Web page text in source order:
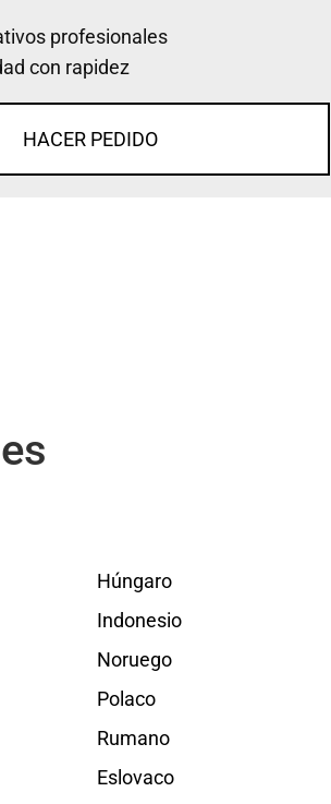
profesionales
con rapidez
HACER PEDIDO
Húngaro
Indonesio
Noruego
Polaco
Rumano
Eslovaco